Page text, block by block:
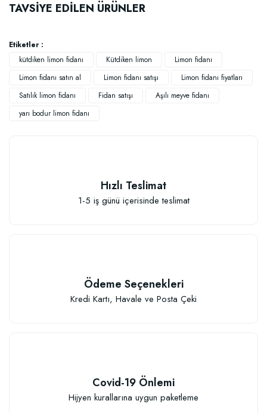
TAVSİYE EDİLEN ÜRÜNLER
Sepete Ekle
Etiketler :
kütdiken limon fidanı
Kütdiken limon
Limon fidanı
Limon fidanı satın al
Limon fidanı satışı
Limon fidanı fiyatları
Satılık limon fidanı
Fidan satışı
Aşılı meyve fidanı
yarı bodur limon fidanı
Hızlı Teslimat
1-5 iş günü içerisinde teslimat
Ödeme Seçenekleri
Kredi Kartı, Havale ve Posta Çeki
Covid-19 Önlemi
Hijyen kurallarına uygun paketleme